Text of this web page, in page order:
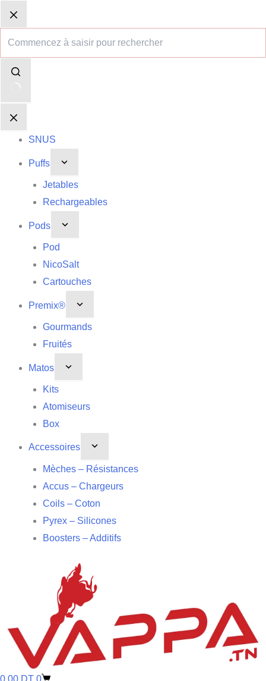
au
contenu
résultat
SNUS
Puffs
Jetables
Rechargeables
Pods
Pod
NicoSalt
Cartouches
Premix®
Gourmands
Fruités
Matos
Kits
Atomiseurs
Box
Accessoires
Mèches – Résistances
Accus – Chargeurs
Coils – Coton
Pyrex – Silicones
Boosters – Additifs
d’achat
d’achat